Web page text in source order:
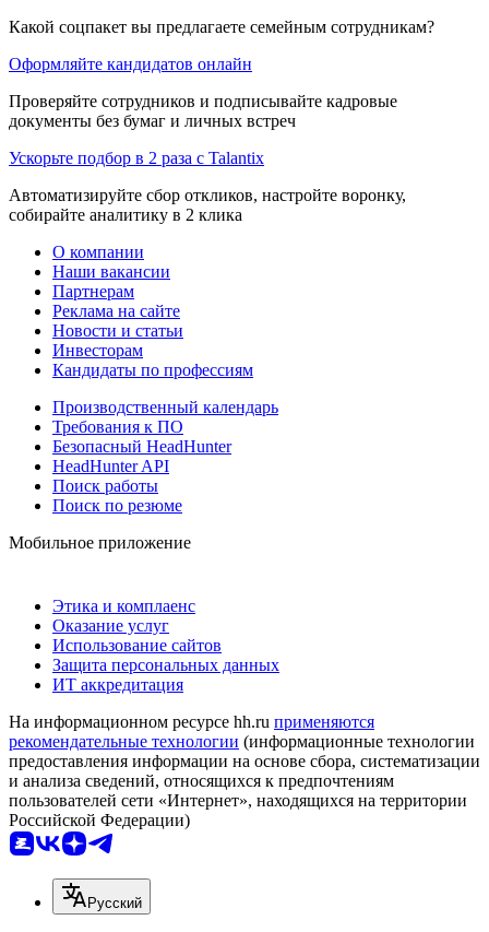
Какой соцпакет вы предлагаете семейным сотрудникам?
Оформляйте кандидатов онлайн
Проверяйте сотрудников и подписывайте кадровые
документы без бумаг и личных встреч
Ускорьте подбор в 2 раза с Talantix
Автоматизируйте сбор откликов, настройте воронку,
собирайте аналитику в 2 клика
О компании
Наши вакансии
Партнерам
Реклама на сайте
Новости и статьи
Инвесторам
Кандидаты по профессиям
Производственный календарь
Требования к ПО
Безопасный HeadHunter
HeadHunter API
Поиск работы
Поиск по резюме
Мобильное приложение
Этика и комплаенс
Оказание услуг
Использование сайтов
Защита персональных данных
ИТ аккредитация
На информационном ресурсе hh.ru применяются
рекомендательные технологии (информационные технологии
предоставления информации на основе сбора, систематизации
и анализа сведений, относящихся к предпочтениям
пользователей сети «Интернет», находящихся на территории
Российской Федерации)
Русский